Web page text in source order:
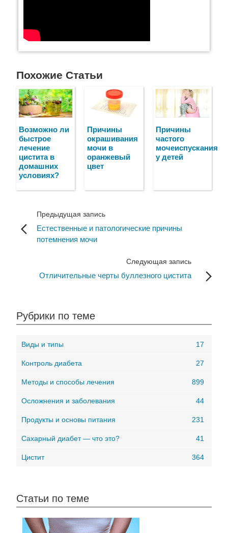
Похожие Статьи
Возможно ли
быстрое
лечение
цистита в
домашних
условиях?
Причины
окрашивания
мочи в
оранжевый
цвет
Причины
частого
мочеиспускания
у детей
Предыдущая запись
Естественные и патологические причины
потемнения мочи
Следующая запись
Отличительные черты буллезного цистита
Рубрики по теме
Виды и типы 17
Контроль диабета 27
Методы и способы лечения 899
Осложнения и заболевания 44
Продукты и основы питания 231
Сахарный диабет — что это? 41
Цистит 364
Статьи по теме